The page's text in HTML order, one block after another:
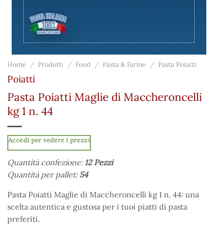
Home / Prodotti / Food / Pasta & Farine / Pasta Poiatti
Poiatti
Pasta Poiatti Maglie di Maccheroncelli
kg 1 n. 44
Accedi per vedere i prezzi
Quantità confezione: 12 Pezzi
Quantità per pallet: 54
Pasta Poiatti Maglie di Maccheroncelli kg 1 n. 44: una
scelta autentica e gustosa per i tuoi piatti di pasta
preferiti.